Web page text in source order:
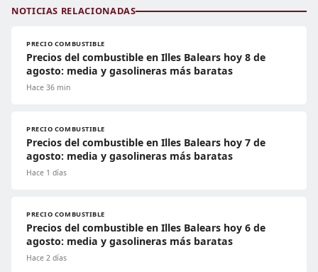
NOTICIAS RELACIONADAS
PRECIO COMBUSTIBLE
Precios del combustible en Illes Balears hoy 8 de
agosto: media y gasolineras más baratas
Hace 36 min
PRECIO COMBUSTIBLE
Precios del combustible en Illes Balears hoy 7 de
agosto: media y gasolineras más baratas
Hace 1 días
PRECIO COMBUSTIBLE
Precios del combustible en Illes Balears hoy 6 de
agosto: media y gasolineras más baratas
Hace 2 días